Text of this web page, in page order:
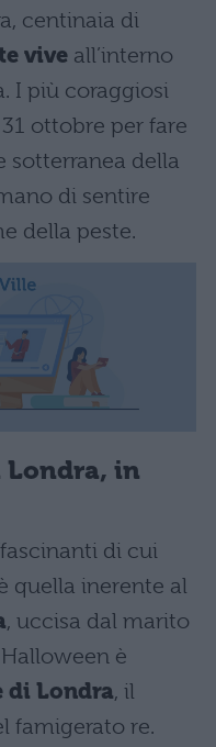
centinaia di
vive all’interno
I più coraggiosi
ottobre per fare
sotterranea della
di sentire
della peste.
Londra, in
di cui
quella inerente al
, uccisa dal marito
è
di Londra, il
famigerato re.